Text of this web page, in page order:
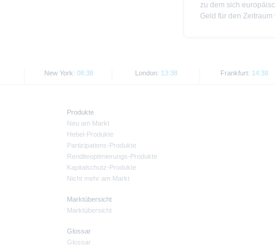
zu dem sich
Geld für den
New York: 08:38 London: 13:38 Frankfurt: 14:38
Produkte
Neu am Markt
Hebel-Produkte
Partizipations-Produkte
Renditeoptimierungs-Produkte
Kapitalschutz-Produkte
Nicht mehr am Markt
Marktübersicht
Marktübersicht
Glossar
Glossar